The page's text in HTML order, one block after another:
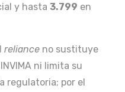
y hasta 3.799 en
relianceno sustituye
ni limita su
regulatoria; por el